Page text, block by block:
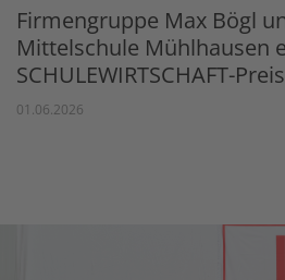
Firmengruppe Max Bögl
Mittelschule Mühlhausen
SCHULEWIRTSCHAFT-
01.06.2026